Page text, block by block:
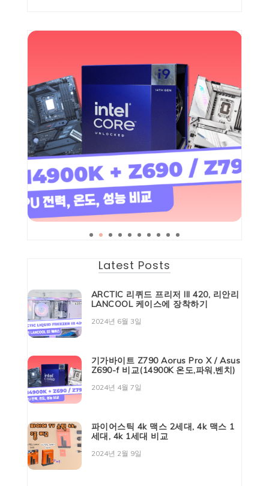
Latest Posts
ARCTIC 리퀴드 프리저 III 420, 리안리
LANCOOL 케이스에 장착하기
2024년 6월 3일
기가바이트 Z790 Aorus Pro X / Asus
Z690-f 비교(14900K 온도,파워,벤치)
2024년 4월 7일
파이어스틱 4k 맥스 2세대, 4k 맥스 1
세대, 4k 1세대 비교
2024년 2월 9일